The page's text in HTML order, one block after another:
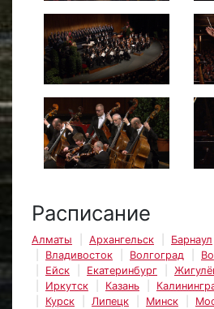
Расписание
Алматы Архангельск Барнаул
Владивосток
Волгоград
Ейск
Екатеринбург
Иркутск
Казань
Курск
Липецк Минск